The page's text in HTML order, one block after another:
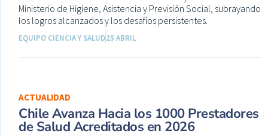
Ministerio de Higiene, Asistencia y Previsión Social, subrayando
los logros alcanzados y los desafíos persistentes.
EQUIPO CIENCIA Y SALUD25 ABRIL
ACTUALIDAD
Chile Avanza Hacia los 1000 Prestadores
de Salud Acreditados en 2026